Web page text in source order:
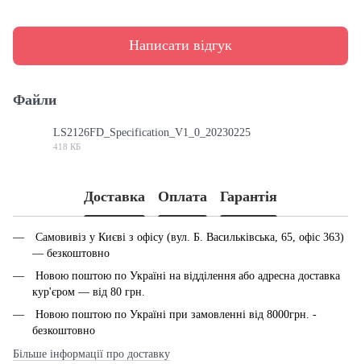
Написати відгук
Файли
LS2126FD_Specification_V1_0_20230225
418 КБ
Доставка Оплата Гарантія
Самовивіз у Києві з офісу (вул. Б. Васильківська, 65, офіс 363)
— безкоштовно
Новою поштою по Україні на відділення або адресна доставка
кур'єром — від 80 грн.
Новою поштою по Україні при замовленні від 8000грн. -
безкоштовно
Більше інформації про доставку